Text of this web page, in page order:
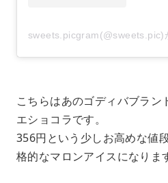
sweets.picgram(@sweets.pic)
こちらはあのゴディバブラン
エショコラです。
356円という少しお高めな値
格的なマロンアイスになりま